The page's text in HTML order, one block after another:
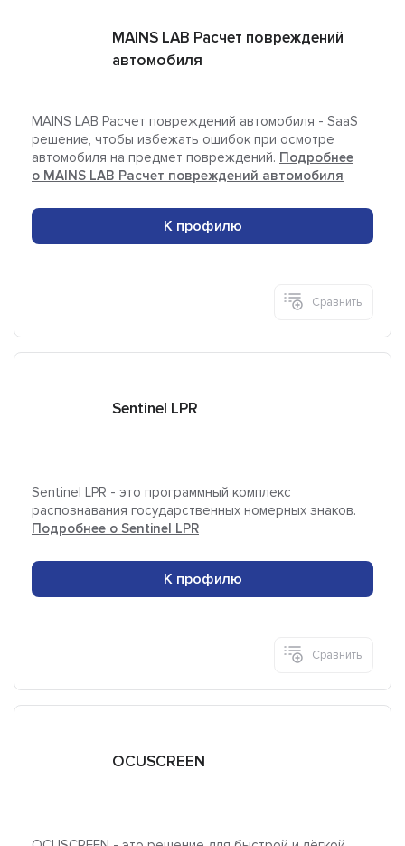
MAINS LAB Расчет повреждений
автомобиля
MAINS LAB Расчет повреждений автомобиля - SaaS
решение, чтобы избежать ошибок при осмотре
автомобиля на предмет повреждений. Подробнее
о MAINS LAB Расчет повреждений автомобиля
К профилю
Сравнить
Sentinel LPR
Sentinel LPR - это программный комплекс
распознавания государственных номерных знаков.
Подробнее о Sentinel LPR
К профилю
Сравнить
OCUSCREEN